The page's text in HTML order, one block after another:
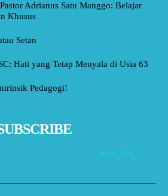
Adrianus Satu Manggo: Belajar
Khusus
Setan
Hati yang Tetap Menyala di Usia 63
Pedagogi!